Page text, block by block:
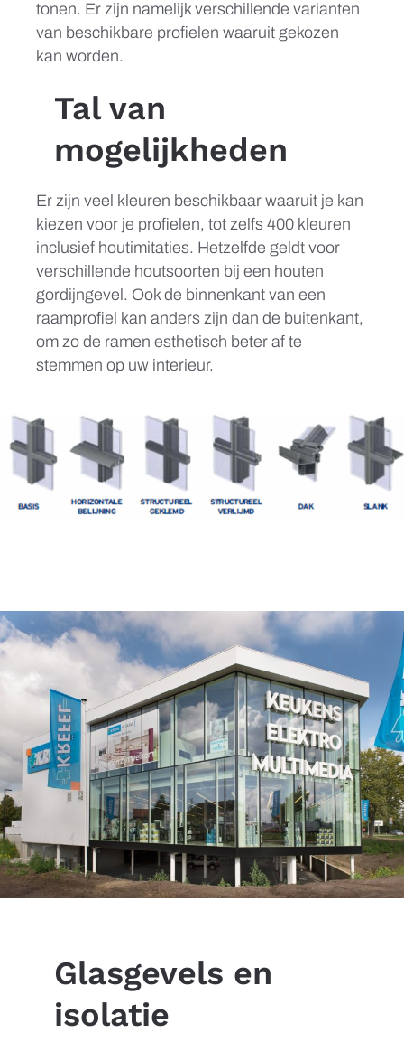
tonen. Er zijn namelijk verschillende varianten
van beschikbare profielen waaruit gekozen
kan worden.
Tal van
mogelijkheden
Er zijn veel kleuren beschikbaar waaruit je kan
kiezen voor je profielen, tot zelfs 400 kleuren
inclusief houtimitaties. Hetzelfde geldt voor
verschillende houtsoorten bij een houten
gordijngevel. Ook de binnenkant van een
raamprofiel kan anders zijn dan de buitenkant,
om zo de ramen esthetisch beter af te
stemmen op uw interieur.
Glasgevels en
isolatie